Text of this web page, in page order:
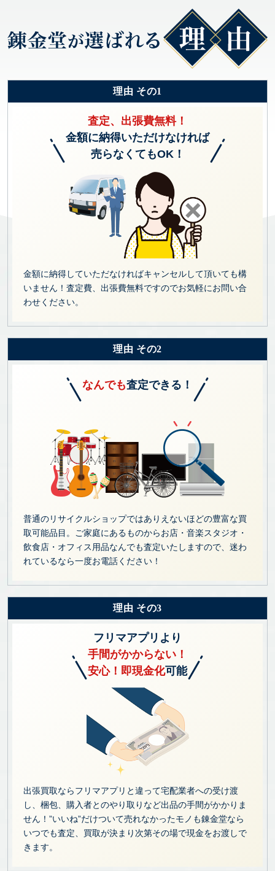
理由 その1
査定、出張費無料！
金額に納得いただけなければ
売らなくてもOK！
金額に納得していただなければキャンセルして頂いても構
いません！査定費、出張費無料ですのでお気軽にお問い合
わせください。
理由 その2
なんでも査定できる！
普通のリサイクルショップではありえないほどの豊富な買
取可能品目。ご家庭にあるものからお店・音楽スタジオ・
飲食店・オフィス用品なんでも査定いたしますので、迷わ
れているなら一度お電話ください！
理由 その3
フリマアプリより
手間がかからない！
安心！即現金化可能
出張買取ならフリマアプリと違って宅配業者への受け渡
し、梱包、購入者とのやり取りなど出品の手間がかかりま
せん！”いいね”だけついて売れなかったモノも錬金堂なら
いつでも査定、買取が決まり次第その場で現金をお渡しで
きます。